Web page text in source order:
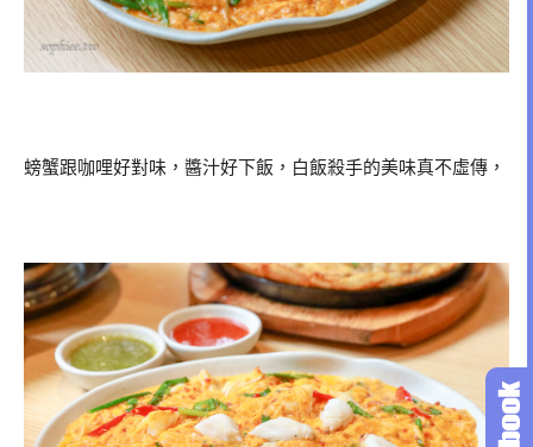
螃蟹跟咖哩好對味，醬汁好下飯，白飯殺手的美味真不虛傳，